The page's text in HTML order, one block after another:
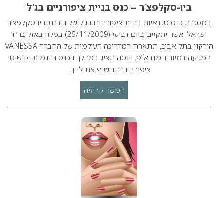
ביו-סקלפצ’ר – כנס בניית ציפורניים בג’ל
במסגרת כנס טכנאיות בניית ציפורניים בג’ל של חברת ביו-סקלפצ’ר
ישראל, אשר יתקיים ביום רביעי (25/11/2009) במלון באזל ברח’
הירקון בתל אביב, תתארח המדריכה העולמית של החברה VANESSA
המגיעה במיוחד מדרא”פ. וונסה תציג במהלך הכנס הדגמות וקישוטי
ציפורניים תחשוף את ליין…
המשך קריאה